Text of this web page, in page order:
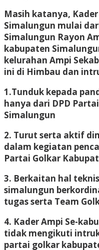
Masih katanya,
Simalungun mulai
Simalungun Rayon
kabupaten
kelurahan Ampi
ini di Himbau dan
1.Tunduk kepada
hanya dari DPD
Simalungun
2. Turut serta aktif
dalam kegiatan
Partai Golkar
3. Berkaitan hal
simalungun
tugas serta Team
4. Kader Ampi Se-
tidak mengikuti
partai golkar